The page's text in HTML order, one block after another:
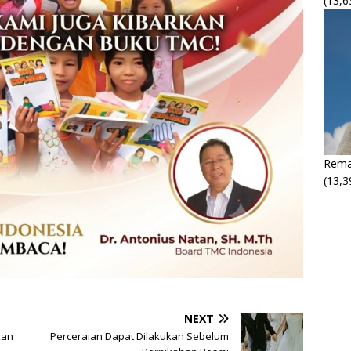
NEXT
Perceraian Dapat Dilakukan Sebelum